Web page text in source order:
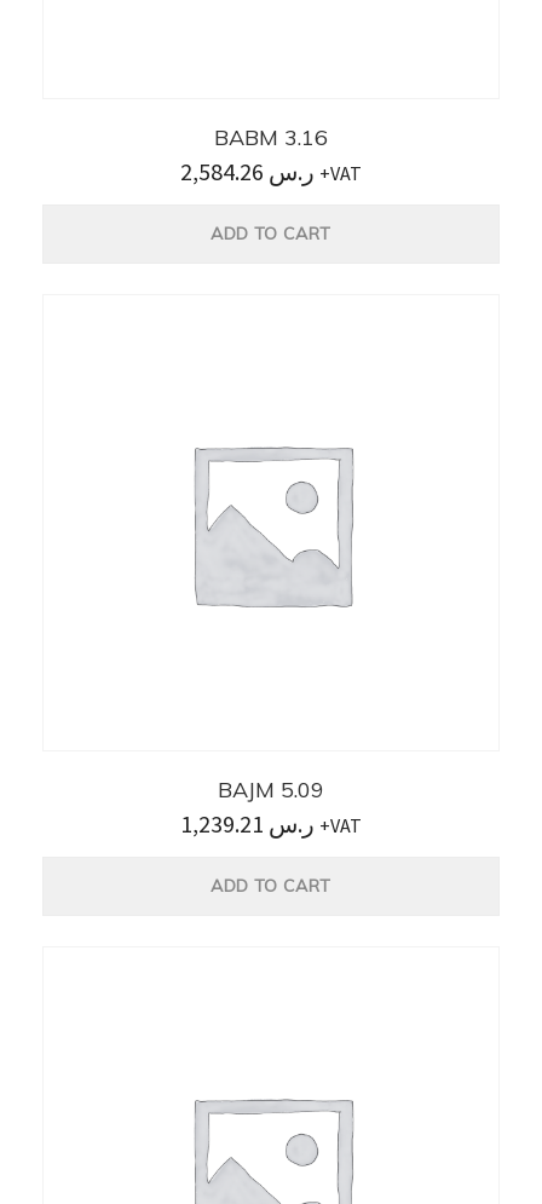
BABM 3.16
ر.س +VAT
ADD TO CART
BAJM 5.09
ر.س +VAT
ADD TO CART